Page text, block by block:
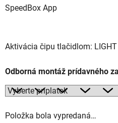
SpeedBox App
Aktivácia čipu tlačidlom: LIGHT
Odborná montáž prídavného
Položka bola vypredaná…